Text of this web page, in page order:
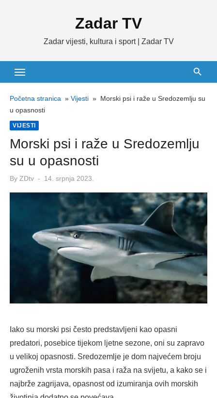
Zadar TV
Zadar vijesti, kultura i sport | Zadar TV
Početna stranica » Vijesti » Morski psi i raže u Sredozemlju su
u opasnosti
VIJESTI
Morski psi i raže u Sredozemlju
su u opasnosti
By ZDtv
Posted
14. srpnja 2023.
Iako su morski psi često predstavljeni kao opasni
predatori, posebice tijekom ljetne sezone, oni su zapravo
u velikoj opasnosti. Sredozemlje je dom najvećem broju
ugroženih vrsta morskih pasa i raža na svijetu, a kako se i
najbrže zagrijava, opasnost od izumiranja ovih morskih